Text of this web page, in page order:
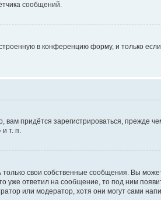
сообщений.
в конференцию форму, и только
придётся зарегистрироваться, прежде
т. п.
свои собственные сообщения. Вы
уже ответил на сообщение, то под ним
или модератор, хотя они могут сами